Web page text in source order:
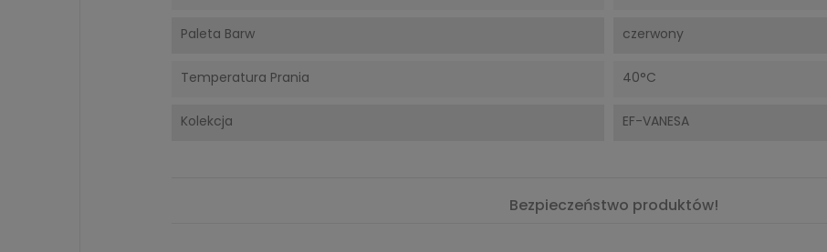
Paleta Barw czerwony
Temperatura Prania 40°C
Kolekcja EF-VANESA
Bezpieczeństwo produktów!